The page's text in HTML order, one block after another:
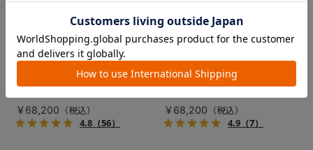
コンビ ホワイトレーベル スゴ
舗限定モデル）
数量限定の新色登場！シート
が動いて赤ちゃんがグッと近
ー。
￥68,200
4.8（56）
コンビ ホワイトレーベル THE
S Go エッグショック DQ（店
舗限定モデル）
ひろびろシートなのに、小さ
くたためる。トラベルシステ
￥68,200
4.9（7）